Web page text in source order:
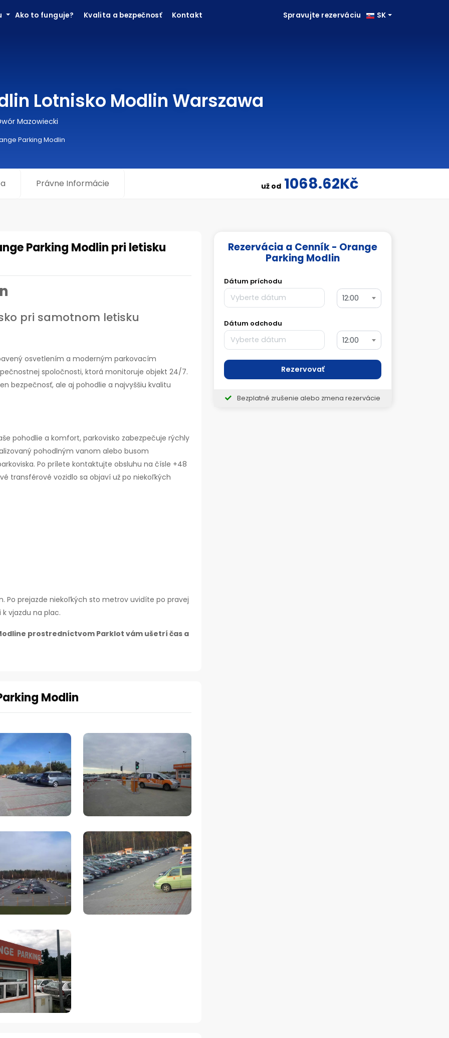
Ako to funguje? Kvalita a bezpečnosť Kontakt Spravujte rezerváciu SK
Lotnisko Modlin Warszawa
Mazowiecki
Parking Modlin
Právne Informácie už od 1068.62Kč
Parking Modlin pri letisku
pri samotnom letisku
osvetlením a moderným parkovacím
spoločnosti, ktorá monitoruje objekt 24/7.
bezpečnosť, ale aj pohodlie a najvyššiu kvalitu
pohodlie a komfort, parkovisko zabezpečuje rýchly
pohodlným vanom alebo busom
Po prílete kontaktujte obsluhu na čísle +48
transférové vozidlo sa objaví už po niekoľkých
Po prejazde niekoľkých sto metrov uvidíte po pravej
vjazdu na plac.
prostredníctvom Parklot vám ušetrí čas a
Modlin
Rezervácia a Cenník - Orange
Parking Modlin
Dátum príchodu
12:00
Dátum odchodu
12:00
Rezervovať
Bezplatné zrušenie alebo zmena rezervácie